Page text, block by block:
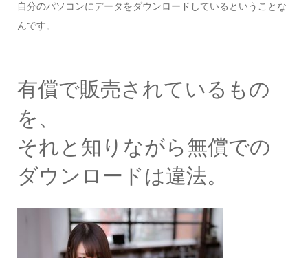
自分のパソコンにデータをダウンロードしているということな
んです。
有償で販売されているもの
を、
それと知りながら無償での
ダウンロードは違法。